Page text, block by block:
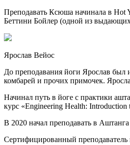
Преподавать Ксюша начинала в Hot
Беттини Бойлер (одной из
Ярослав Вейос
До преподавания йоги Ярослав был
комбарей и прочих примочек.
Начинал путь в йоге с практики
курс «Engineering Health:
В 2020 начал преподавать в
Сертифицированный